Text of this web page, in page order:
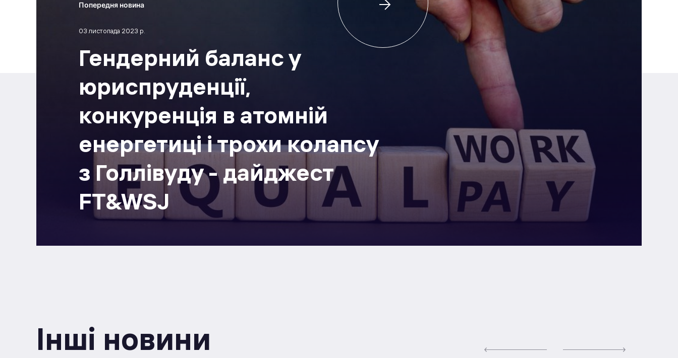
Попередня новина
03 листопада 2023 р.
Гендерний баланс у
юриспруденції,
конкуренція в атомній
енергетиці і трохи колапсу
з Голлівуду - дайджест
FT&WSJ
Інші новини